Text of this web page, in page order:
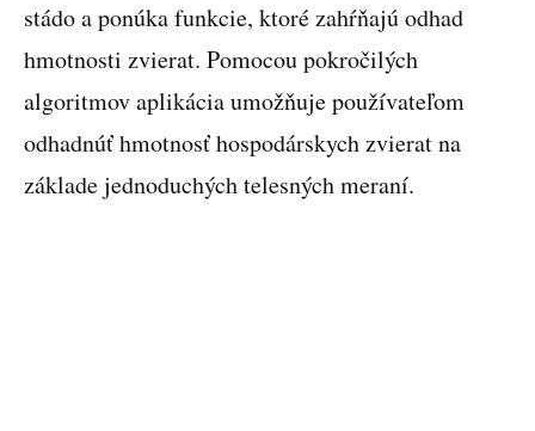
stádo a ponúka funkcie, ktoré zahŕňajú odhad
hmotnosti zvierat. Pomocou pokročilých
algoritmov aplikácia umožňuje používateľom
odhadnúť hmotnosť hospodárskych zvierat na
základe jednoduchých telesných meraní.